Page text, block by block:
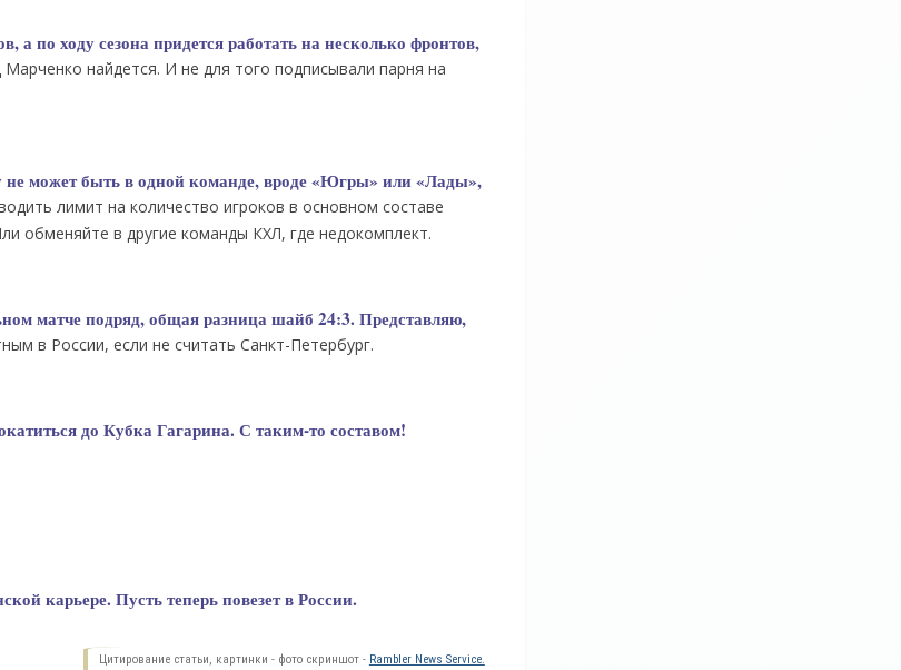
по ходу сезона придется работать на несколько фронтов,
найдется. И не для того подписывали парня на
не может быть в одной команде, вроде «Югры» или «Лады»,
лимит на количество игроков в основном составе
обменяйте в другие команды КХЛ, где недокомплект.
матче подряд, общая разница шайб 24:3. Представляю,
в России, если не считать Санкт-Петербург.
до Кубка Гагарина. С таким-то составом!
карьере. Пусть теперь повезет в России.
Цитирование статьи, картинки - фото скриншот - Rambler News Service.